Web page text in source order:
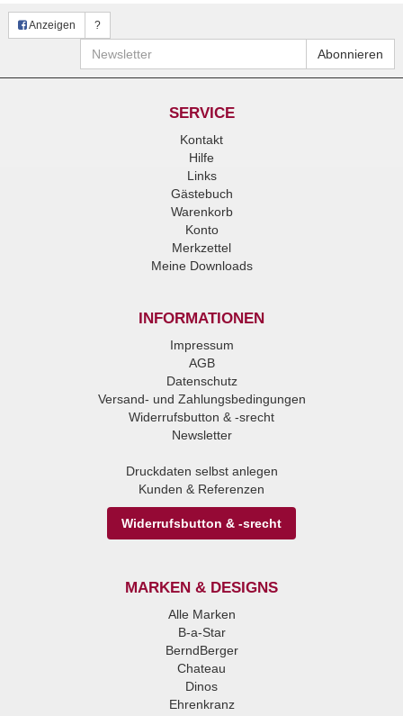
Anzeigen ?
Newsletter Abonnieren
SERVICE
Kontakt
Hilfe
Links
Gästebuch
Warenkorb
Konto
Merkzettel
Meine Downloads
INFORMATIONEN
Impressum
AGB
Datenschutz
Versand- und Zahlungsbedingungen
Widerrufsbutton & -srecht
Newsletter
Druckdaten selbst anlegen
Kunden & Referenzen
Widerrufsbutton & -srecht
MARKEN & DESIGNS
Alle Marken
B-a-Star
BerndBerger
Chateau
Dinos
Ehrenkranz